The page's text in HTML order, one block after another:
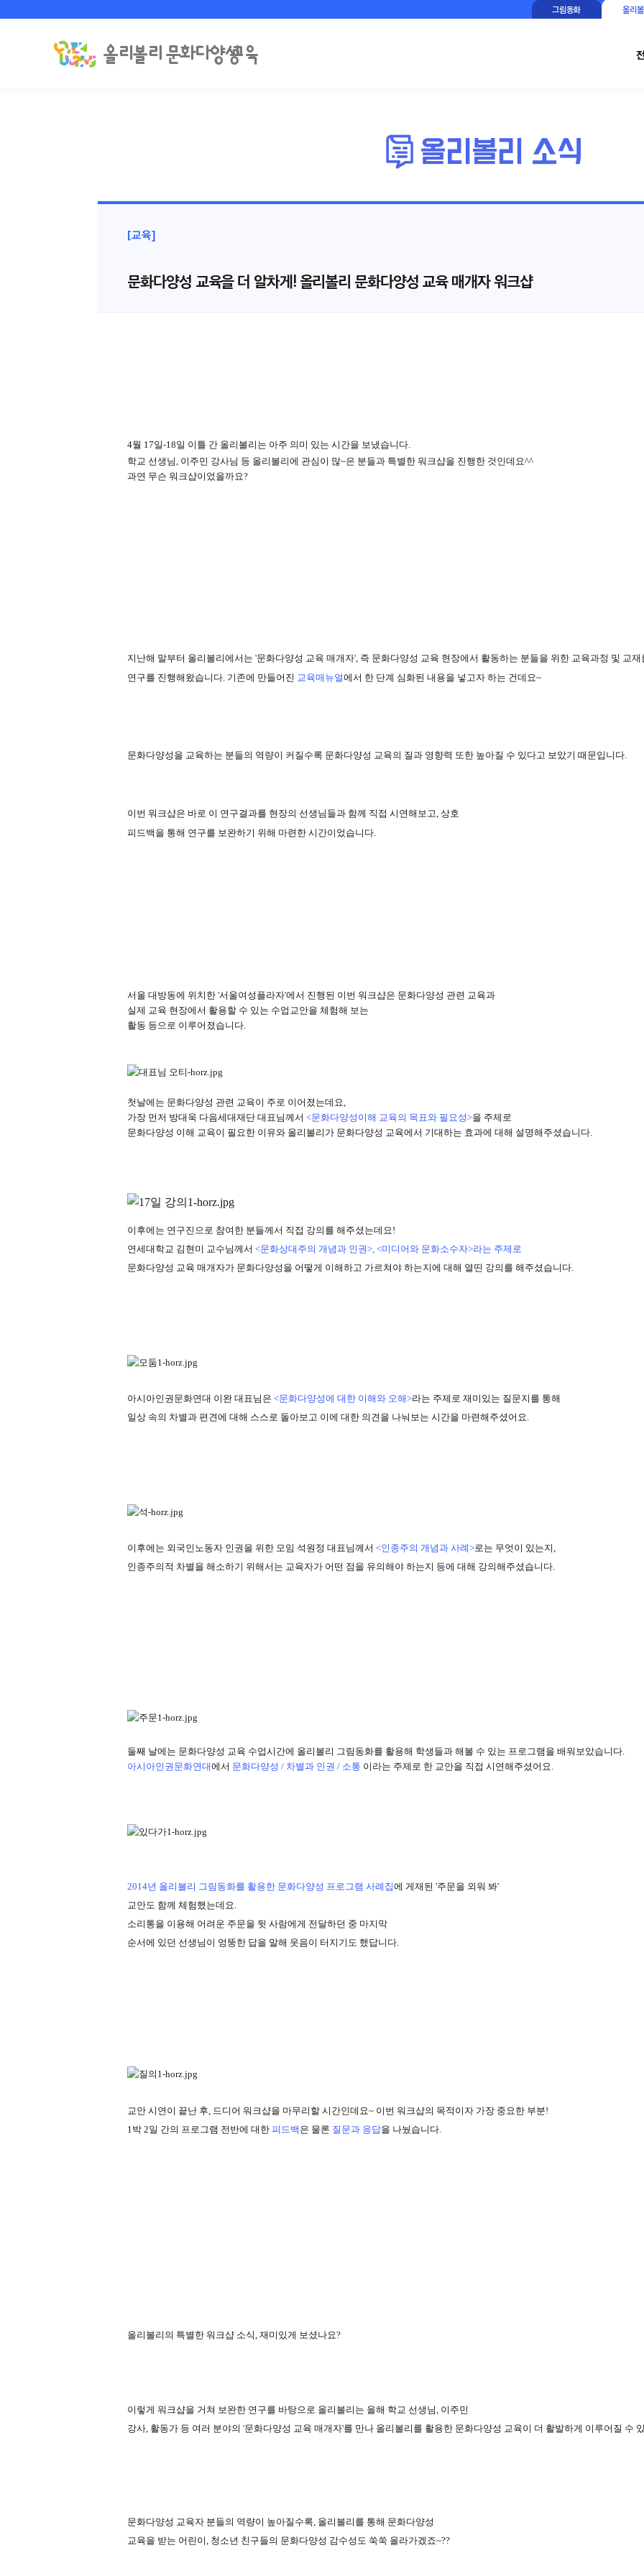
그림동화 올리
[교육]
문화다양성 교육을 더 알차게! 올리볼리 문화다양성 교육 매개자 워크샵
4월 17일-18일 이틀 간 올리볼리는 아주 의미 있는 시간을 보냈습니다.
학교 선생님, 이주민 강사님 등 올리볼리에 관심이 많~은 분들과 특별한 워크샵을 진행한 것인데요^^
과연 무슨 워크샵이었을까요?
지난해 말부터 올리볼리에서는 '문화다양성 교육 매개자', 즉 문화다양성 교육 현장에서 활동하는 분들을 위한 교육과정 및 교재
연구를 진행해왔습니다. 기존에 만들어진 교육매뉴얼에서 한 단계 심화된 내용을 넣고자 하는 건데요~
문화다양성을 교육하는 분들의 역량이 커질수록 문화다양성 교육의 질과 영향력 또한 높아질 수 있다고 보았기 때문입니다.
이번 워크샵은 바로 이 연구결과를 현장의 선생님들과 함께 직접 시연해보고,상호
피드백을 통해 연구를 보완하기 위해 마련한 시간이었습니다.
서울 대방동에 위치한 '서울여성플라자'에서 진행된 이번 워크샵은 문화다양성 관련 교육과
실제 교육 현장에서 활용할 수 있는 수업교안을 체험해 보는
활동 등으로 이루어졌습니다.
첫날에는 문화다양성 관련 교육이 주로 이어졌는데요,
가장 먼저 방대욱 다음세대재단 대표님께서<문화다양성이해 교육의 목표와 필요성>을 주제로
문화다양성 이해 교육이 필요한 이유와 올리볼리가 문화다양성 교육에서 기대하는 효과에 대해 설명해주셨습니다.
이후에는 연구진으로 참여한 분들께서 직접 강의를 해주셨는데요!
연세대학교 김현미 교수님께서<문화상대주의 개념과 인권>, <미디어와 문화소수자>라는 주제로
문화다양성 교육 매개자가 문화다양성을 어떻게 이해하고 가르쳐야 하는지에 대해 열띤 강의를 해주셨습니다.
아시아인권문화연대 이완 대표님은<문화다양성에 대한 이해와 오해>라는 주제로 재미있는 질문지를 통해
일상 속의 차별과 편견에 대해 스스로 돌아보고 이에 대한 의견을 나눠보는 시간을 마련해주셨어요.
이후에는 외국인노동자 인권을 위한 모임 석원정 대표님께서<인종주의 개념과 사례>로는 무엇이 있는지,
인종주의적 차별을 해소하기 위해서는 교육자가 어떤 점을 유의해야 하는지 등에 대해 강의해주셨습니다.
둘째 날에는 문화다양성 교육 수업시간에 올리볼리 그림동화를 활용해 학생들과 해볼 수 있는 프로그램을 배워보았습니다.
아시아인권문화연대에서 문화다양성 / 차별과 인권 / 소통 이라는 주제로 한 교안을 직접 시연해주셨어요.
2014년 올리볼리 그림동화를 활용한 문화다양성 프로그램 사례집에 게재된 '주문을 외워 봐'
교안도 함께 체험했는데요.
소리통을 이용해 어려운 주문을 뒷 사람에게 전달하던 중 마지막
순서에 있던 선생님이 엉뚱한 답을 말해 웃음이 터지기도 했답니다
교안 시연이 끝난 후 드디어 워크샵을 마무리할 시간인데요~ 이번 워크샵의 목적이자 가장 중요한 부분!
1 박 2일 간의 프로그램 전반에 대한피드백 은 물론 질문과 응답을 나눴습니다
올리볼리의 특별한 워크샵 소식 ,재미있게 보셨나요?
이렇게 워크샵을 거쳐 보완한 연구를 바탕으로 올리볼리는 올해 학교 선생님 이주민
강사 활동가 등 여러 분야의'문화다양성 교육 매개자'를 만나 올리볼리를 활용한 문화다양성 교육이 더 활발하게 이루어질 수
문화다양성 교육자 분들의 역량이 높아질수록 올리볼리를 통해 문화다양성
교육을 받는 어린이 청소년 친구들의 문화다양성 감수성도 쑥쑥 올라가겠죠~??